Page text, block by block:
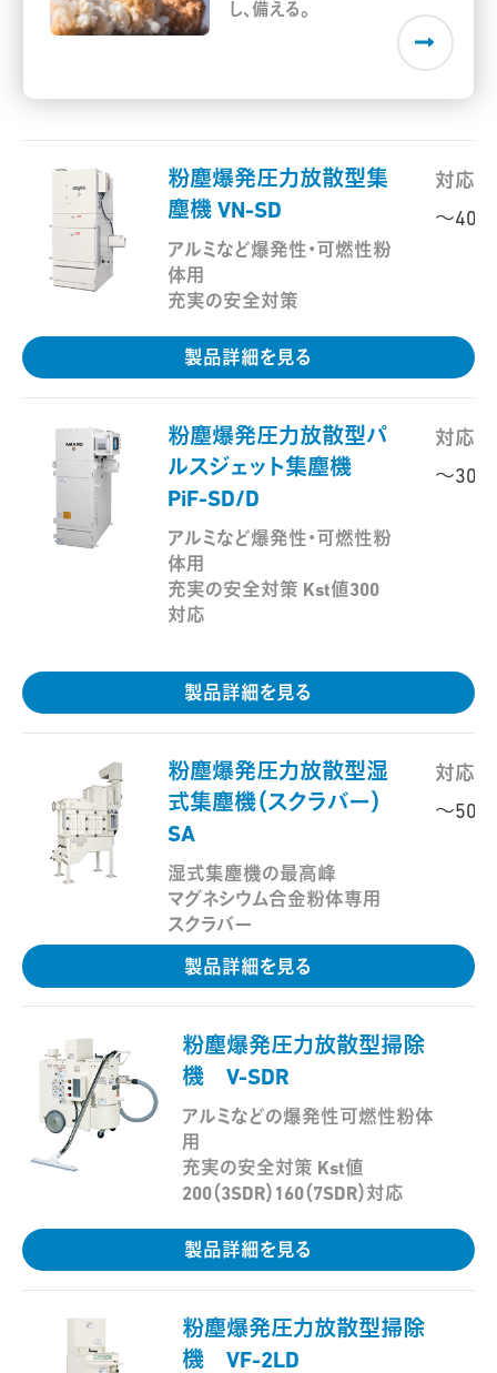
し、備える。
粉塵爆発圧力放散型集
塵機 VN-SD
アルミなど爆発性・可燃性粉
体用
充実の安全対策
対応
～400
製品詳細を見る
粉塵爆発圧力放散型パ
ルスジェット集塵機
PiF-SD/D
アルミなど爆発性・可燃性粉
体用
充実の安全対策 Kst値300
対応
対応
～300
製品詳細を見る
粉塵爆発圧力放散型湿
式集塵機（スクラバー）
SA
湿式集塵機の最高峰
マグネシウム合金粉体専用
スクラバー
対応
～500
製品詳細を見る
粉塵爆発圧力放散型掃除
機 V-SDR
アルミなどの爆発性可燃性粉体
用
充実の安全対策 Kst値
200（3SDR）160（7SDR）対応
製品詳細を見る
粉塵爆発圧力放散型掃除
機 VF-2LD